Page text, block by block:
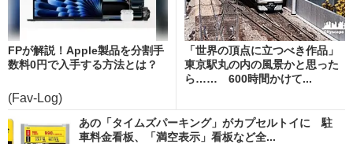
FPが解説！Apple製品を分割手
数料0円で入手する方法とは？
(Fav-Log)
「世界の頂点に立つべき作品」
東京駅丸の内の風景かと思った
ら…… 600時間かけて...
あの「タイムズパーキング」がカプセルトイに 駐
車料金看板、「満空表示」看板など全...